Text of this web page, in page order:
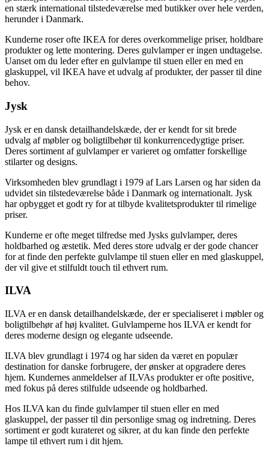
en stærk international tilstedeværelse med butikker over hele verden,
herunder i Danmark.
Kunderne roser ofte IKEA for deres overkommelige priser, holdbare
produkter og lette montering. Deres gulvlamper er ingen undtagelse.
Uanset om du leder efter en gulvlampe til stuen eller en med en
glaskuppel, vil IKEA have et udvalg af produkter, der passer til dine
behov.
Jysk
Jysk er en dansk detailhandelskæde, der er kendt for sit brede
udvalg af møbler og boligtilbehør til konkurrencedygtige priser.
Deres sortiment af gulvlamper er varieret og omfatter forskellige
stilarter og designs.
Virksomheden blev grundlagt i 1979 af Lars Larsen og har siden da
udvidet sin tilstedeværelse både i Danmark og internationalt. Jysk
har opbygget et godt ry for at tilbyde kvalitetsprodukter til rimelige
priser.
Kunderne er ofte meget tilfredse med Jysks gulvlamper, deres
holdbarhed og æstetik. Med deres store udvalg er der gode chancer
for at finde den perfekte gulvlampe til stuen eller en med glaskuppel,
der vil give et stilfuldt touch til ethvert rum.
ILVA
ILVA er en dansk detailhandelskæde, der er specialiseret i møbler og
boligtilbehør af høj kvalitet. Gulvlamperne hos ILVA er kendt for
deres moderne design og elegante udseende.
ILVA blev grundlagt i 1974 og har siden da været en populær
destination for danske forbrugere, der ønsker at opgradere deres
hjem. Kundernes anmeldelser af ILVAs produkter er ofte positive,
med fokus på deres stilfulde udseende og holdbarhed.
Hos ILVA kan du finde gulvlamper til stuen eller en med
glaskuppel, der passer til din personlige smag og indretning. Deres
sortiment er godt kurateret og sikrer, at du kan finde den perfekte
lampe til ethvert rum i dit hjem.